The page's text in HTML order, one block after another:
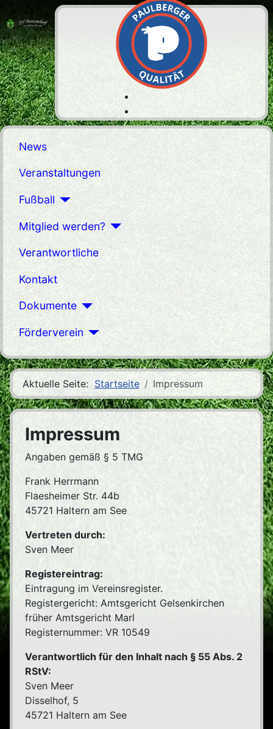
News
Veranstaltungen
Fußball
Mitglied werden?
Verantwortliche
Kontakt
Dokumente
Förderverein
Aktuelle Seite: Startseite Impressum
Impressum
Angaben gemäß § 5 TMG
Frank Herrmann
Flaesheimer Str. 44b
45721 Haltern am See
Vertreten durch:
Sven Meer
Registereintrag:
Eintragung im Vereinsregister.
Registergericht: Amtsgericht Gelsenkirchen
früher Amtsgericht Marl
Registernummer: VR 10549
Verantwortlich für den Inhalt nach § 55 Abs. 2
RStV:
Sven Meer
Disselhof, 5
45721 Haltern am See